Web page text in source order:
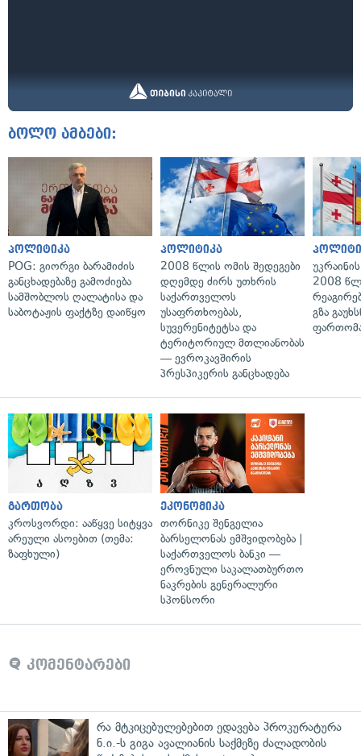
ბოლო ამბები:
პოლიტიკა
POG: გიორგი ბარამიძის
განცხადებაზე გამოძიება
სამშობლოს ღალატისა და
საბოტაჟის ფაქტზე დაიწყო
პოლიტიკა
2008 წლის ომის შედეგები
დღემდე ძირს უთხრის
საქართველოს
უსაფრთხოებას,
სუვერენიტეტსა და
ტერიტორიულ მთლიანობას
— ევროკავშირის
პრესპიკერის განცხადება
2008
გზა
გართობა
კროსვორდი: ააწყვე სიტყვა
არეული ასოებით (თემა:
ზაფხული)
ეკონომიკა
თორნიკე შენგელია
ბარსელონას ემშვიდობება |
საქართველოს ბანკი —
ეროვნული საკალათბურთო
ნაკრების გენერალური
სპონსორი
კომენტარები
რა მტკიცებულებებით ედავება პროკურატურა
ნ.ი.-ს გიგა ავალიანის საქმეზე ძალადობის